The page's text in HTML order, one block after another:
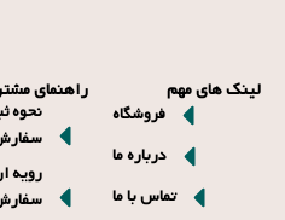
لینک های مهم
فروشگاه
درباره ما
تماس با ما
راهنمای
نحوه
رویه